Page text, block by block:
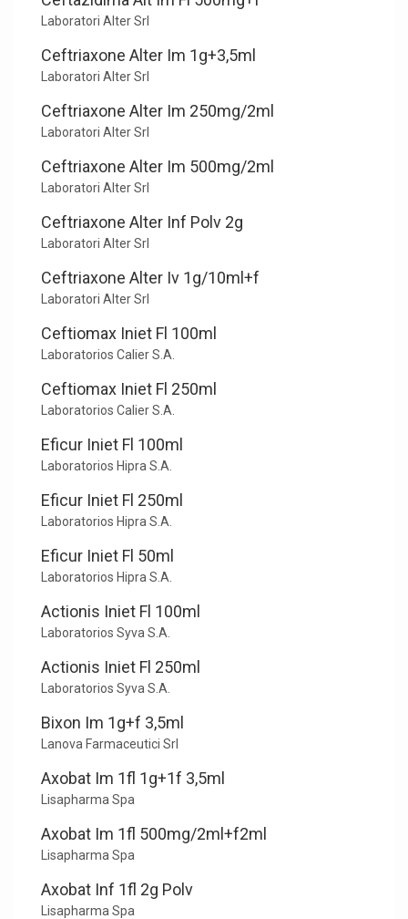
Laboratori Alter Srl
Ceftriaxone Alter Im 1g+3,5ml
Laboratori Alter Srl
Ceftriaxone Alter Im 250mg/2ml
Laboratori Alter Srl
Ceftriaxone Alter Im 500mg/2ml
Laboratori Alter Srl
Ceftriaxone Alter Inf Polv 2g
Laboratori Alter Srl
Ceftriaxone Alter Iv 1g/10ml+f
Laboratori Alter Srl
Ceftiomax Iniet Fl 100ml
Laboratorios Calier S.A.
Ceftiomax Iniet Fl 250ml
Laboratorios Calier S.A.
Eficur Iniet Fl 100ml
Laboratorios Hipra S.A.
Eficur Iniet Fl 250ml
Laboratorios Hipra S.A.
Eficur Iniet Fl 50ml
Laboratorios Hipra S.A.
Actionis Iniet Fl 100ml
Laboratorios Syva S.A.
Actionis Iniet Fl 250ml
Laboratorios Syva S.A.
Bixon Im 1g+f 3,5ml
Lanova Farmaceutici Srl
Axobat Im 1fl 1g+1f 3,5ml
Lisapharma Spa
Axobat Im 1fl 500mg/2ml+f2ml
Lisapharma Spa
Axobat Inf 1fl 2g Polv
Lisapharma Spa